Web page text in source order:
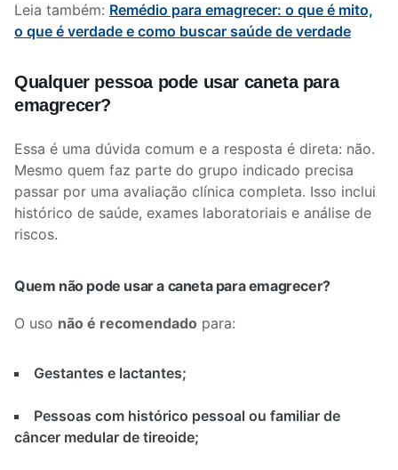
Leia também: Remédio para emagrecer: o que é mito,
o que é verdade e como buscar saúde de verdade
Qualquer pessoa pode usar caneta para
emagrecer?
Essa é uma dúvida comum e a resposta é direta: não.
Mesmo quem faz parte do grupo indicado precisa
passar por uma avaliação clínica completa. Isso inclui
histórico de saúde, exames laboratoriais e análise de
riscos.
Quem não pode usar a caneta para emagrecer?
O uso não é recomendado para:
Gestantes e lactantes;
Pessoas com histórico pessoal ou familiar de
câncer medular de tireoide;